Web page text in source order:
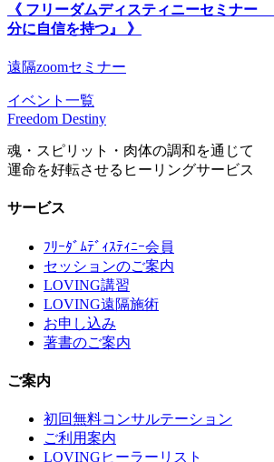
《 フリーダムディスティニーセミナー
分に自信を持つ』 》
遠隔zoomセミナー
イベント一覧
Freedom Destiny
魂・スピリット・肉体の調和を通じて
運命を好転させるヒーリングサービス
サービス
ﾌﾘｰﾀﾞﾑﾃﾞｨｽﾃｨﾆｰ会員
セッションのご案内
LOVING講習
LOVING遠隔施術
お申し込み
著書のご案内
ご案内
初回無料コンサルテーション
ご利用案内
LOVINGヒーラーリスト